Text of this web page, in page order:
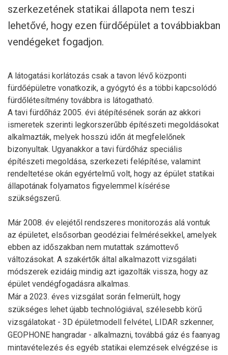
szerkezetének statikai állapota nem teszi
lehetővé, hogy ezen fürdőépület a továbbiakban
vendégeket fogadjon.
A látogatási korlátozás csak a tavon lévő központi
fürdőépületre vonatkozik, a gyógytó és a többi kapcsolódó
fürdőlétesítmény továbbra is látogatható.
A tavi fürdőház 2005. évi átépítésének során az akkori
ismeretek szerinti legkorszerűbb építészeti megoldásokat
alkalmazták, melyek hosszú időn át megfelelőnek
bizonyultak. Ugyanakkor a tavi fürdőház speciális
építészeti megoldása, szerkezeti felépítése, valamint
rendeltetése okán egyértelmű volt, hogy az épület statikai
állapotának folyamatos figyelemmel kísérése
szükségszerű.
Már 2008. év elejétől rendszeres monitorozás alá vontuk
az épületet, elsősorban geodéziai felmérésekkel, amelyek
ebben az időszakban nem mutattak számottevő
változásokat. A szakértők által alkalmazott vizsgálati
módszerek ezidáig mindig azt igazolták vissza, hogy az
épület vendégfogadásra alkalmas.
Már a 2023. éves vizsgálat során felmerült, hogy
szükséges lehet újabb technológiával, szélesebb körű
vizsgálatokat - 3D épületmodell felvétel, LIDAR szkenner,
GEOPHONE hangradar - alkalmazni, továbbá gáz és faanyag
mintavételezés és egyéb statikai elemzések elvégzése is